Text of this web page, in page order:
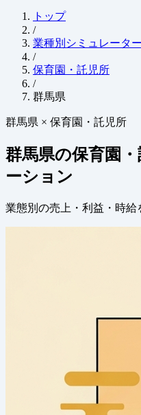
トップ
/
業種別シミュレーター
/
保育園・託児所
/
群馬県
群馬県 × 保育園・託児所
群馬県の保育園
ーション
業態別の売上・利益・時給